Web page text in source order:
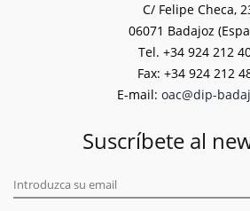
C/ Felipe Checa,
06071 Badajoz
Tel. +34 924 212
Fax: +34 924 212
E-mail: oac@dip-
Suscríbete al